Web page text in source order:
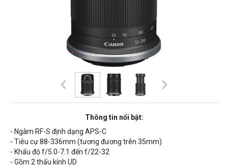
Thông tin nổi bật:
- Ngàm RF-S định dạng APS-C
- Tiêu cự 88-336mm (tương đương trên 35mm)
- Khẩu độf/5.0-7.1 đến f/22-32
- Gồm 2 thấu kính UD